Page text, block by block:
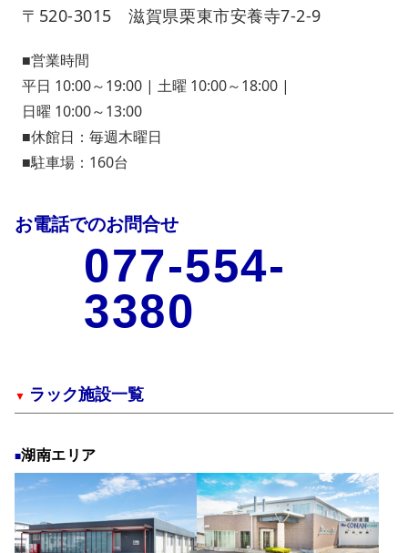
〒520-3015 滋賀県栗東市安養寺7-2-9
■営業時間
平日 10:00～19:00 | 土曜 10:00～18:00 |
日曜 10:00～13:00
■休館日：毎週木曜日
■駐車場：160台
お電話でのお問合せ
077-554-
3380
ラック施設一覧
湖南エリア